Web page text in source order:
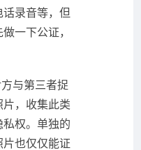
录音等，但
一下公证，
与第三者捉
，收集此类
权。单独的
也仅仅能证